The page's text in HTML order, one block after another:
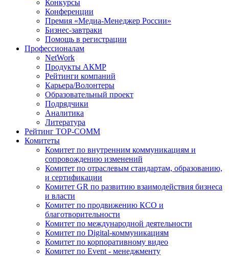
Конкурсы
Конференции
Премия «Медиа-Менеджер России»
Бизнес-завтраки
Помощь в регистрации
Профессионалам
NetWork
Продукты АКМР
Рейтинги компаний
Карьера/Волонтеры
Образовательный проект
Подрядчики
Аналитика
Литература
Рейтинг TOP-COMM
Комитеты
Комитет по внутренним коммуникациям и
сопровождению изменений
Комитет по отраслевым стандартам, образованию,
и сертификации
Комитет GR по развитию взаимодействия бизнеса
и власти
Комитет по продвижению КСО и
благотворительности
Комитет по международной деятельности
Комитет по Digital-коммуникациям
Комитет по корпоративному видео
Комитет по Event - менеджменту